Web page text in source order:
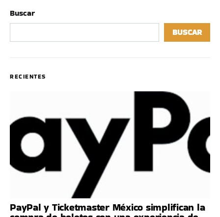
Buscar
BUSCAR
RECIENTES
PayPal y Ticketmaster México simplifican la